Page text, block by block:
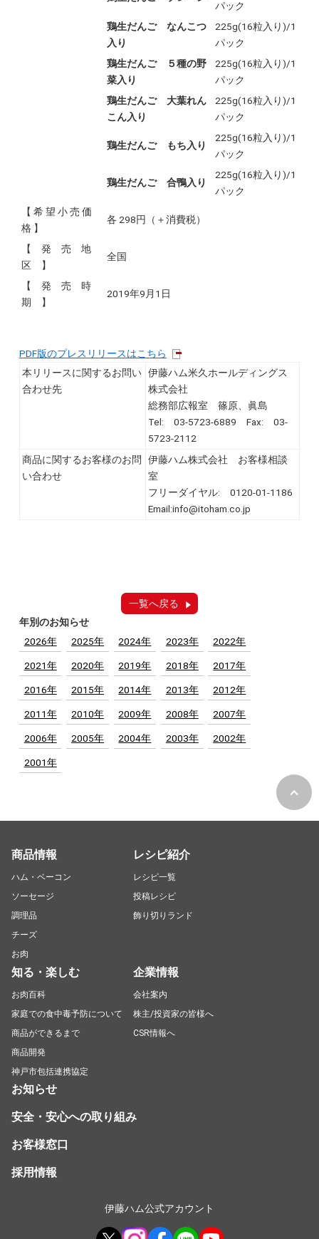
パック
鶏生だんご なんこつ
入り
225g(16粒入り)/1
パック
鶏生だんご ５種の野
菜入り
225g(16粒入り)/1
パック
鶏生だんご 大葉れん
こん入り
225g(16粒入り)/1
パック
鶏生だんご もち入り
225g(16粒入り)/1
パック
鶏生だんご 合鴨入り
225g(16粒入り)/1
パック
【 希 望 小 売 価
格 】
各 298円（＋消費税）
【 発 売 地
区 】
全国
【 発 売 時
期 】
2019年9月1日
PDF版のプレスリリースはこちら
本リリースに関するお問い
合わせ先
伊藤ハム米久ホールディングス
株式会社
総務部広報室 篠原、眞島
Tel: 03-5723-6889 Fax: 03-
5723-2112
商品に関するお客様のお問
い合わせ
伊藤ハム株式会社 お客様相談
室
フリーダイヤル: 0120-01-1186
Email:info@itoham.co.jp
一覧へ戻る
年別のお知らせ
2026年
2025年 2024年 2023年 2022年
2021年 2020年 2019年 2018年 2017年
2016年 2015年 2014年 2013年 2012年
2011年 2010年 2009年 2008年 2007年
2006年 2005年 2004年 2003年 2002年
2001年
商品情報
ハム・ベーコン
ソーセージ
調理品
チーズ
お肉
レシピ紹介
レシピ一覧
投稿レシピ
飾り切りランド
知る・楽しむ
お肉百科
家庭での食中毒予防について
商品ができるまで
商品開発
神戸市包括連携協定
企業情報
会社案内
株主/投資家の皆様へ
CSR情報へ
お知らせ
安全・安心への取り組み
お客様窓口
採用情報
伊藤ハム公式アカウント